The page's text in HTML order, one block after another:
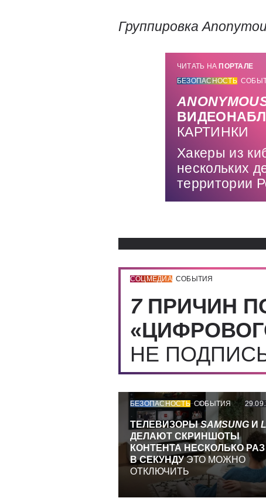
Группировка
ЧИТАТЬ НА ПОРТАЛЕ
БЕЗОПАСНОСТЬ
КАРТИНКИ
Хакеры из
нескольких
территории
СОЦМЕДИА СОБЫТИЯ
7 ПРИЧИН
НЕ
БЕЗОПАСНОСТЬ СОБЫТИЯ
ТЕЛЕВИЗОРЫSAMSUNG И
ДЕЛАЮТ СКРИНШОТЫ
КОНТЕНТА НЕСКОЛЬКО РАЗ
В СЕКУНДУЭТО МОЖНО
ОТКЛЮЧИТЬ